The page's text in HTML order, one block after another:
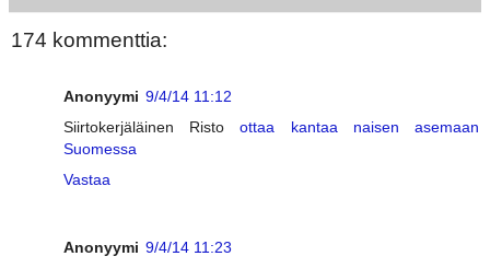
174 kommenttia:
Anonyymi 9/4/14 11:12
Siirtokerjäläinen Ristoottaa kantaa naisen asemaan
Suomessa
Vastaa
Anonyymi 9/4/14 11:23